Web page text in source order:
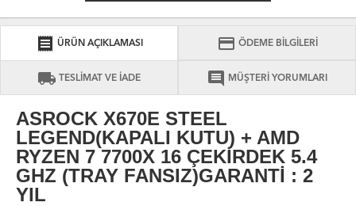
receipt ÜRÜN AÇIKLAMASI credit_card ÖDEME BİLGİLERİ
local_shipping TESLİMAT VE İADE comment MÜŞTERİ YORUMLARI
ASROCK X670E STEEL
LEGEND(KAPALI KUTU) + AMD
RYZEN 7 7700X 16 ÇEKİRDEK 5.4
GHZ (TRAY FANSIZ)GARANTİ : 2
YIL